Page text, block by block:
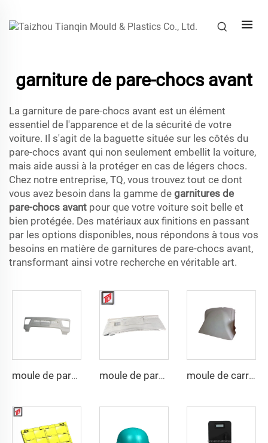
garniture de pare-chocs avant
La garniture de pare-chocs avant est un élément
essentiel de l'apparence et de la sécurité de votre
voiture. Il s'agit de la baguette située sur les côtés du
pare-chocs avant qui non seulement embellit la voiture,
mais aide aussi à la protéger en cas de légers chocs.
Chez notre entreprise, TQ, vous trouvez tout ce dont
vous avez besoin dans la gamme de garnitures de
pare-chocs avant pour que votre voiture soit belle et
bien protégée. Des matériaux aux finitions en passant
par les options disponibles, nous répondons à tous vos
besoins en matière de garnitures de pare-chocs avant,
transformant ainsi votre recherche en véritable art.
moule de pare-chocs de compression SMC d'usine professionnelle moule de pare-chocs auto SMC à la mode moule de carrosserie auto SMC en résine de compression bien vendu